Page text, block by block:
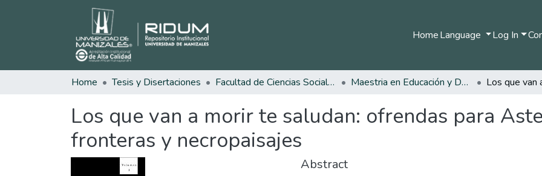
HomeLanguage Log In
Home Tesis y Disertaciones Facultad de Ciencias Sociales y Humanas Maestria en Educación y Desarrollo Humano
Los que van a morir te saludan: ofrendas para
fronteras y necropaisajes
Abstract